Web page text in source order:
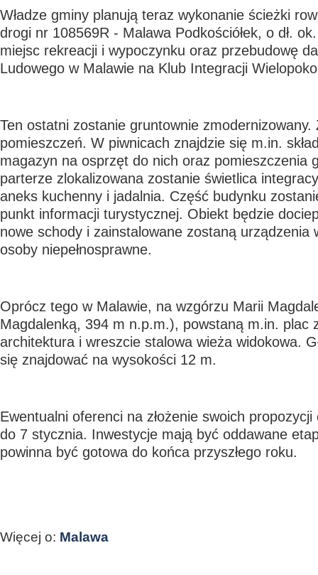
Władze gminy planują teraz wykonanie ścieżki
drogi nr 108569R - Malawa Podkościółek, o dł.
miejsc rekreacji i wypoczynku oraz przebudowę
Ludowego w Malawie na Klub Integracji
Ten ostatni zostanie gruntownie zmodernizowany.
pomieszczeń. W piwnicach znajdzie się m.in.
magazyn na osprzęt do nich oraz pomieszczenia
parterze zlokalizowana zostanie świetlica
aneks kuchenny i jadalnia. Część budynku
punkt informacji turystycznej. Obiekt będzie
nowe schody i zainstalowane zostaną urządzenia
osoby niepełnosprawne.
Oprócz tego w Malawie, na wzgórzu Marii
Magdalenką, 394 m n.p.m.), powstaną m.in. plac
architektura i wreszcie stalowa wieża widokowa.
się znajdować na wysokości 12 m.
Ewentualni oferenci na złożenie swoich
do 7 stycznia. Inwestycje mają być oddawane
powinna być gotowa do końca przyszłego roku.
Więcej o: Malawa